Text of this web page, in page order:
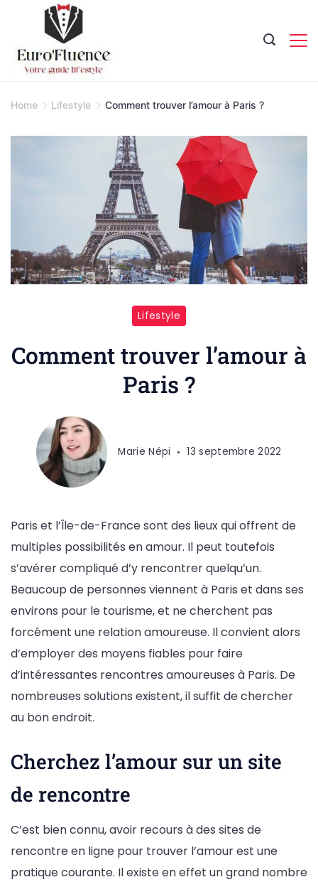
content
Home Lifestyle Comment trouver l’amour à Paris ?
Lifestyle
Comment trouver l’amour à
Paris ?
Marie Népi 13 septembre 2022
Paris et l’Île-de-France sont des lieux qui offrent de
multiples possibilités en amour. Il peut toutefois
s’avérer compliqué d’y rencontrer quelqu’un.
Beaucoup de personnes viennent à Paris et dans ses
environs pour le tourisme, et ne cherchent pas
forcément une relation amoureuse. Il convient alors
d’employer des moyens fiables pour faire
d’intéressantes rencontres amoureuses à Paris. De
nombreuses solutions existent, il suffit de chercher
au bon endroit.
Cherchez l’amour sur un site
de rencontre
C’est bien connu, avoir recours à des sites de
rencontre en ligne pour trouver l’amour est une
pratique courante. Il existe en effet un grand nombre